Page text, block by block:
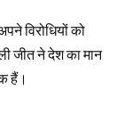
विरोधियों को
जीत ने देश का मान
हैं।